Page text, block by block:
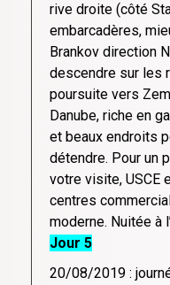
rive droite (côté
embarcadères,
Brankov direction
descendre sur les
poursuite vers
Danube, riche en
et beaux endroits
détendre. Pour un
votre visite, USCE
centres
moderne. Nuitée à
Jour 5
20/08/2019 :